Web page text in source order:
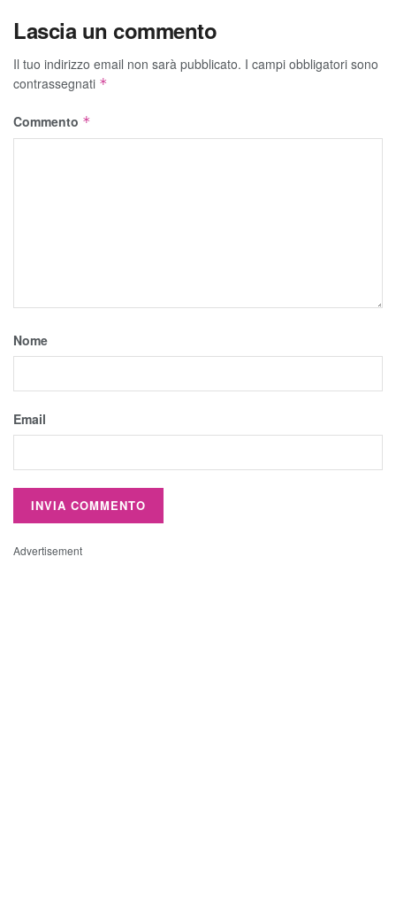
Lascia un commento
Il tuo indirizzo email non sarà pubblicato. I campi obbligatori sono
contrassegnati *
Commento *
Nome
Email
Advertisement